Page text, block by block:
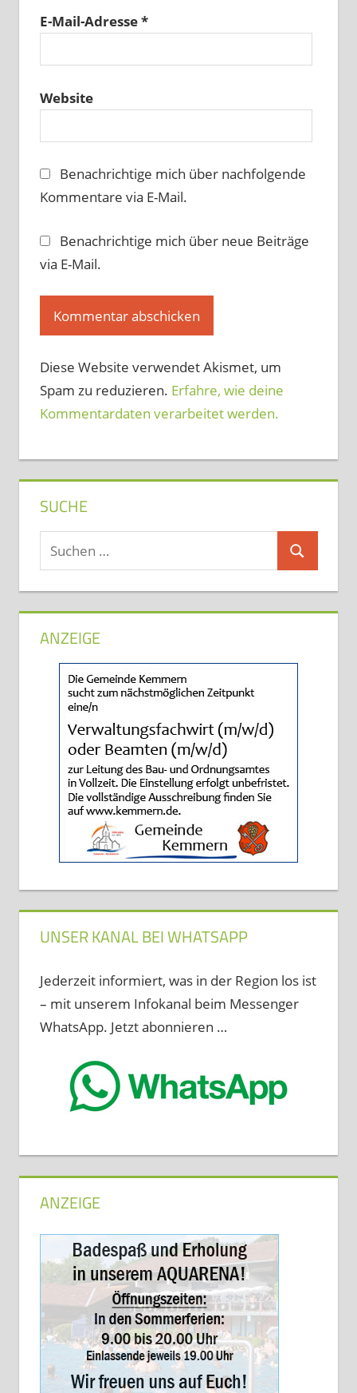
E-Mail-Adresse*
Website
Benachrichtige mich über nachfolgende
Kommentare via E-Mail.
Benachrichtige mich über neue Beiträge
via E-Mail.
Diese Website verwendet Akismet, um
Spam zu reduzieren. Erfahre, wie deine
Kommentardaten verarbeitet werden.
SUCHE
Suchen
nach:
Suchen
ANZEIGE
UNSER KANAL BEI WHATSAPP
Jederzeit informiert, was in der Region los ist
– mit unserem Infokanal beim Messenger
WhatsApp. Jetzt abonnieren …
ANZEIGE